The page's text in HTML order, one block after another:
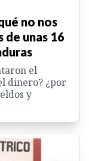
no nos
de unas 16
el
dinero? ¿por
y